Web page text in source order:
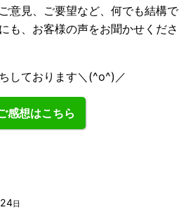
意見、ご要望など、何でも結構で
も、お客様の声をお聞かせくださ
しております＼(^o^)／
感想はこちら
24日